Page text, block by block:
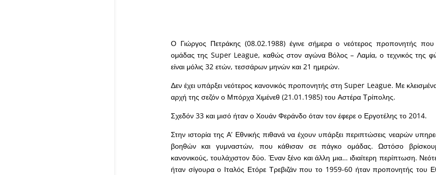
Ο Γιώργος Πετράκης (08.02.1988) έγινε σήμερα ο νεότερος προπονητής
ομάδας της Super League, καθώς στον αγώνα Βόλος – Λαμία, ο τεχνικός της
είναι μόλις 32 ετών, τεσσάρων μηνών και 21 ημερών.
Δεν έχει υπάρξει νεότερος κανονικός προπονητής στη Super League. Με
αρχή της σεζόν ο Μπόρχα Χιμένεθ (21.01.1985) του Αστέρα Τρίπολης.
Σχεδόν 33 και μισό ήταν ο Χουάν Φεράνδο όταν τον έφερε ο Εργοτέλης το 2014.
Στην ιστορία της Α’ Εθνικής πιθανά να έχουν υπάρξει περιπτώσεις νεαρών
βοηθών και γυμναστών, που κάθισαν σε πάγκο ομάδας. Ωστόσο
κανονικούς, τουλάχιστον δύο. Έναν ξένο και άλλη μια… ιδιαίτερη περίπτωση.
ήταν σίγουρα ο Ιταλός Ετόρε Τρεβιζάν που το 1959-60 ήταν προπονητής του